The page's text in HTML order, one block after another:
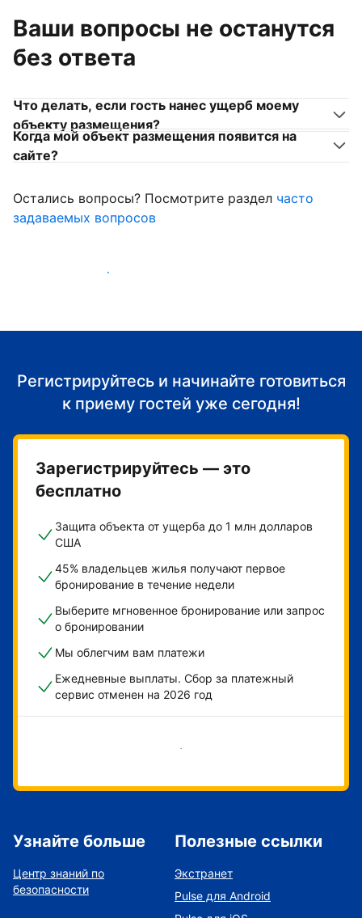
Ваши вопросы не останутся
без ответа
Что делать, если гость нанес ущерб моему
объекту размещения?
Когда мой объект размещения появится на
сайте?
Остались вопросы? Посмотрите раздел часто
задаваемых вопросов
Начать принимать гостей
Регистрируйтесь и начинайте готовиться
к приему гостей уже сегодня!
Зарегистрируйтесь — это
бесплатно
Защита объекта от ущерба до 1 млн долларов
США
45% владельцев жилья получают первое
бронирование в течение недели
Выберите мгновенное бронирование или запрос
о бронировании
Мы облегчим вам платежи
Ежедневные выплаты. Сбор за платежный
сервис отменен на 2026 год
Начать
Узнайте больше
Центр знаний по
безопасности
Полезные ссылки
Экстранет
Pulse для Android